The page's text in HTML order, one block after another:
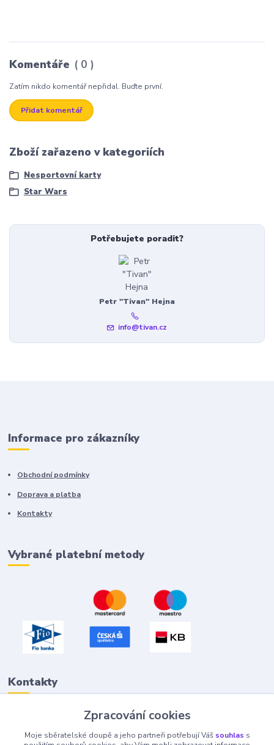
Komentáře 0
Zatím nikdo komentář nepřidal. Buďte první.
Přidat komentář
Zboží zařazeno v kategoriích
Nesportovní karty
Star Wars
Potřebujete poradit?
Petr "Tivan" Hejna
info@tivan.cz
Informace pro zákazníky
Obchodní podmínky
Doprava a platba
Kontakty
Vybrané platební metody
Kontakty
info@tivan.cz
Zpracování cookies
Moje sběratelské doupě a jeho partneři potřebují Váš souhlas s